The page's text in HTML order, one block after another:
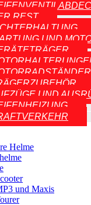
REST
UND
UND
Helme
und Maxis